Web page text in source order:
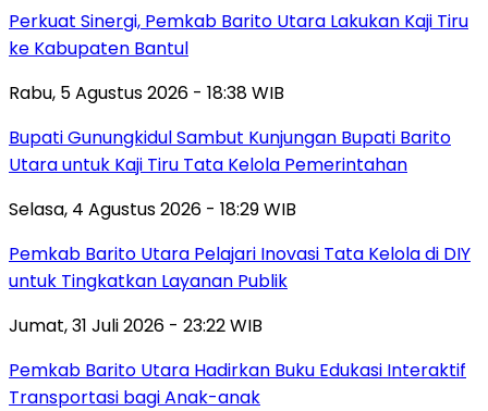
Perkuat Sinergi, Pemkab Barito Utara Lakukan Kaji Tiru
ke Kabupaten Bantul
Rabu, 5 Agustus 2026 - 18:38 WIB
Bupati Gunungkidul Sambut Kunjungan Bupati Barito
Utara untuk Kaji Tiru Tata Kelola Pemerintahan
Selasa, 4 Agustus 2026 - 18:29 WIB
Pemkab Barito Utara Pelajari Inovasi Tata Kelola di DIY
untuk Tingkatkan Layanan Publik
Jumat, 31 Juli 2026 - 23:22 WIB
Pemkab Barito Utara Hadirkan Buku Edukasi Interaktif
Transportasi bagi Anak-anak